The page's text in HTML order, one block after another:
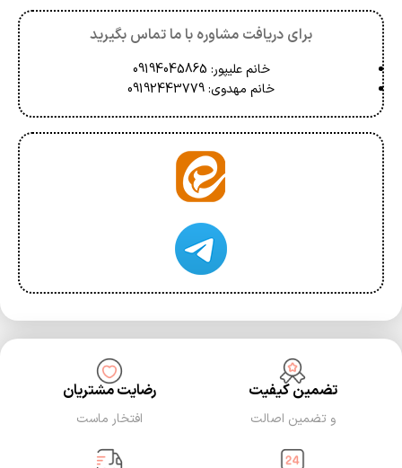
برای دریافت مشاوره با ما تماس بگیرید
خانم علیپور: 09194045865
خانم مهدوی: 09192443779
تضمین کیفیت
و تضمین اصالت
رضایت مشتریان
افتخار ماست